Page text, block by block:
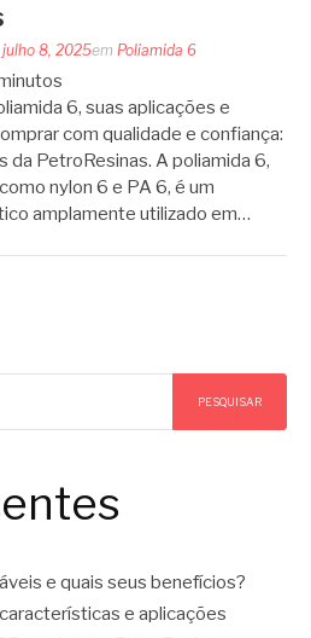
julho 8, 2025em Poliamida 6
6, suas aplicações e
com qualidade e confiança:
da PetroResinas. A poliamida 6,
nylon 6 e PA 6, é um
amplamente utilizado em…
PESQUISAR
e quais seus benefícios?
e aplicações